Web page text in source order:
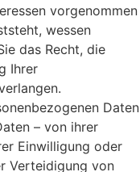
vorgenommen
wessen
das Recht, die
Ihrer
Daten
– von ihrer
Einwilligung oder
Verteidigung von